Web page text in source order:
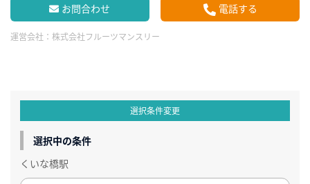
お問合わせ 電話する
運営会社： 株式会社フルーツマンスリー
選択条件変更
選択中の条件
くいな橋駅